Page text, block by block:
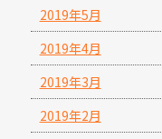
2019年5月
2019年4月
2019年3月
2019年2月